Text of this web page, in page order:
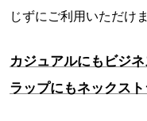
じずにご利用いただけま
カジュアルにもビジ
ラップにもネックス